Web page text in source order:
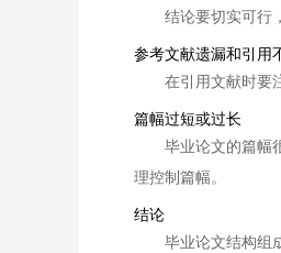
结论要切实可行
参考文献遗漏和引用
在引用文献时要
篇幅过短或过长
毕业论文的篇幅
理控制篇幅。
结论
毕业论文结构组